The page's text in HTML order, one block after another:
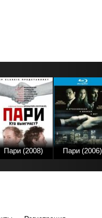
Пари (2008) Пари (2006)